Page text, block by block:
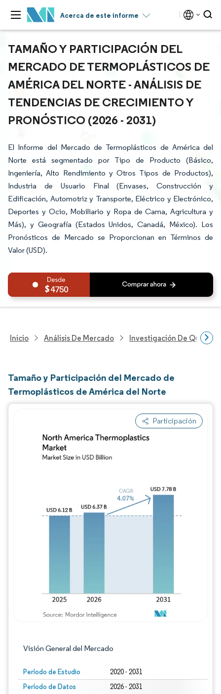
Acerca de este informe
TAMAÑO Y PARTICIPACIÓN DEL
MERCADO DE TERMOPLÁSTICOS DE
AMÉRICA DEL NORTE - ANÁLISIS DE
TENDENCIAS DE CRECIMIENTO Y
PRONÓSTICO (2026 - 2031)
El Informe del Mercado de Termoplásticos de América del
Norte está segmentado por Tipo de Producto (Básico,
Ingeniería, Alto Rendimiento y Otros Tipos de Productos),
Industria de Usuario Final (Envases, Construcción y
Edificación, Automotriz y Transporte, Eléctrico y Electrónico,
Deportes y Ocio, Mobiliario y Ropa de Cama, Agricultura y
Más), y Geografía (Estados Unidos, Canadá, México). Los
Pronósticos de Mercado se Proporcionan en Términos de
Valor (USD).
4750
Inicio Análisis De Mercado Investigación De
Tamaño y Participación del Mercado de
Termoplásticos de América del Norte
Participación
Visión General del Mercado
Período de Estudio 2020 - 2031
Período de Datos
2026 - 2031